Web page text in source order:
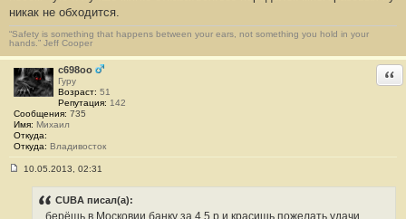
никак не обходится.
“Safety is something that happens between your ears, not something you hold in your
hands.” Jeff Cooper
c698oo
Гуру
Возраст: 51
Репутация: 142
Сообщения: 735
Имя: Михаил
Откуда:
Откуда: Владивосток
10.05.2013, 02:31
CUBA писал(а):